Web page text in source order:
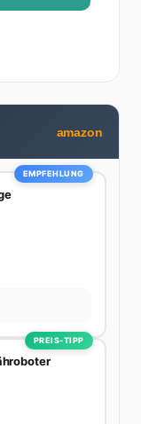
Frauen an
basieren
wurde schonamazon
EMPFEHLUNG
PREIS-TIPP